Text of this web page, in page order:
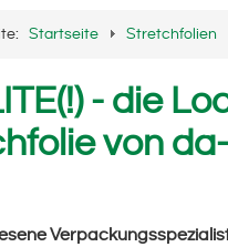
/ Chronik
Startseite Stretchfolien
- die
von